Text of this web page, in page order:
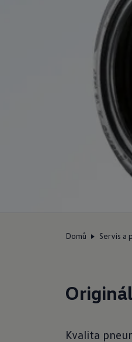
Domů Servis a
Kvalita